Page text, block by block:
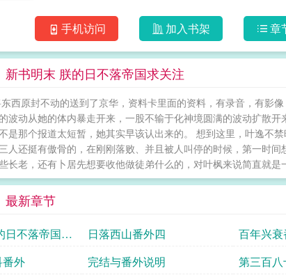
手机访问 加入书架 章
新书明末 朕的日不落帝国求关注
西原封不动的送到了京华，资料卡里面的资料，有录音，有影
波动从她的体内暴走开来，一股不输于化神境圆满的波动扩散
是那个报道太短暂，她其实早该认出来的。 想到这里，叶逸不
人还挺有傲骨的，在刚刚落败、并且被人叫停的时候，第一时间
长老，还有卜居先想要收他做徒弟什么的，对叶枫来说简直就是
最新章节
日不落帝国求
日落西山番外四 百年兴
外
完结与番外说明 第三百